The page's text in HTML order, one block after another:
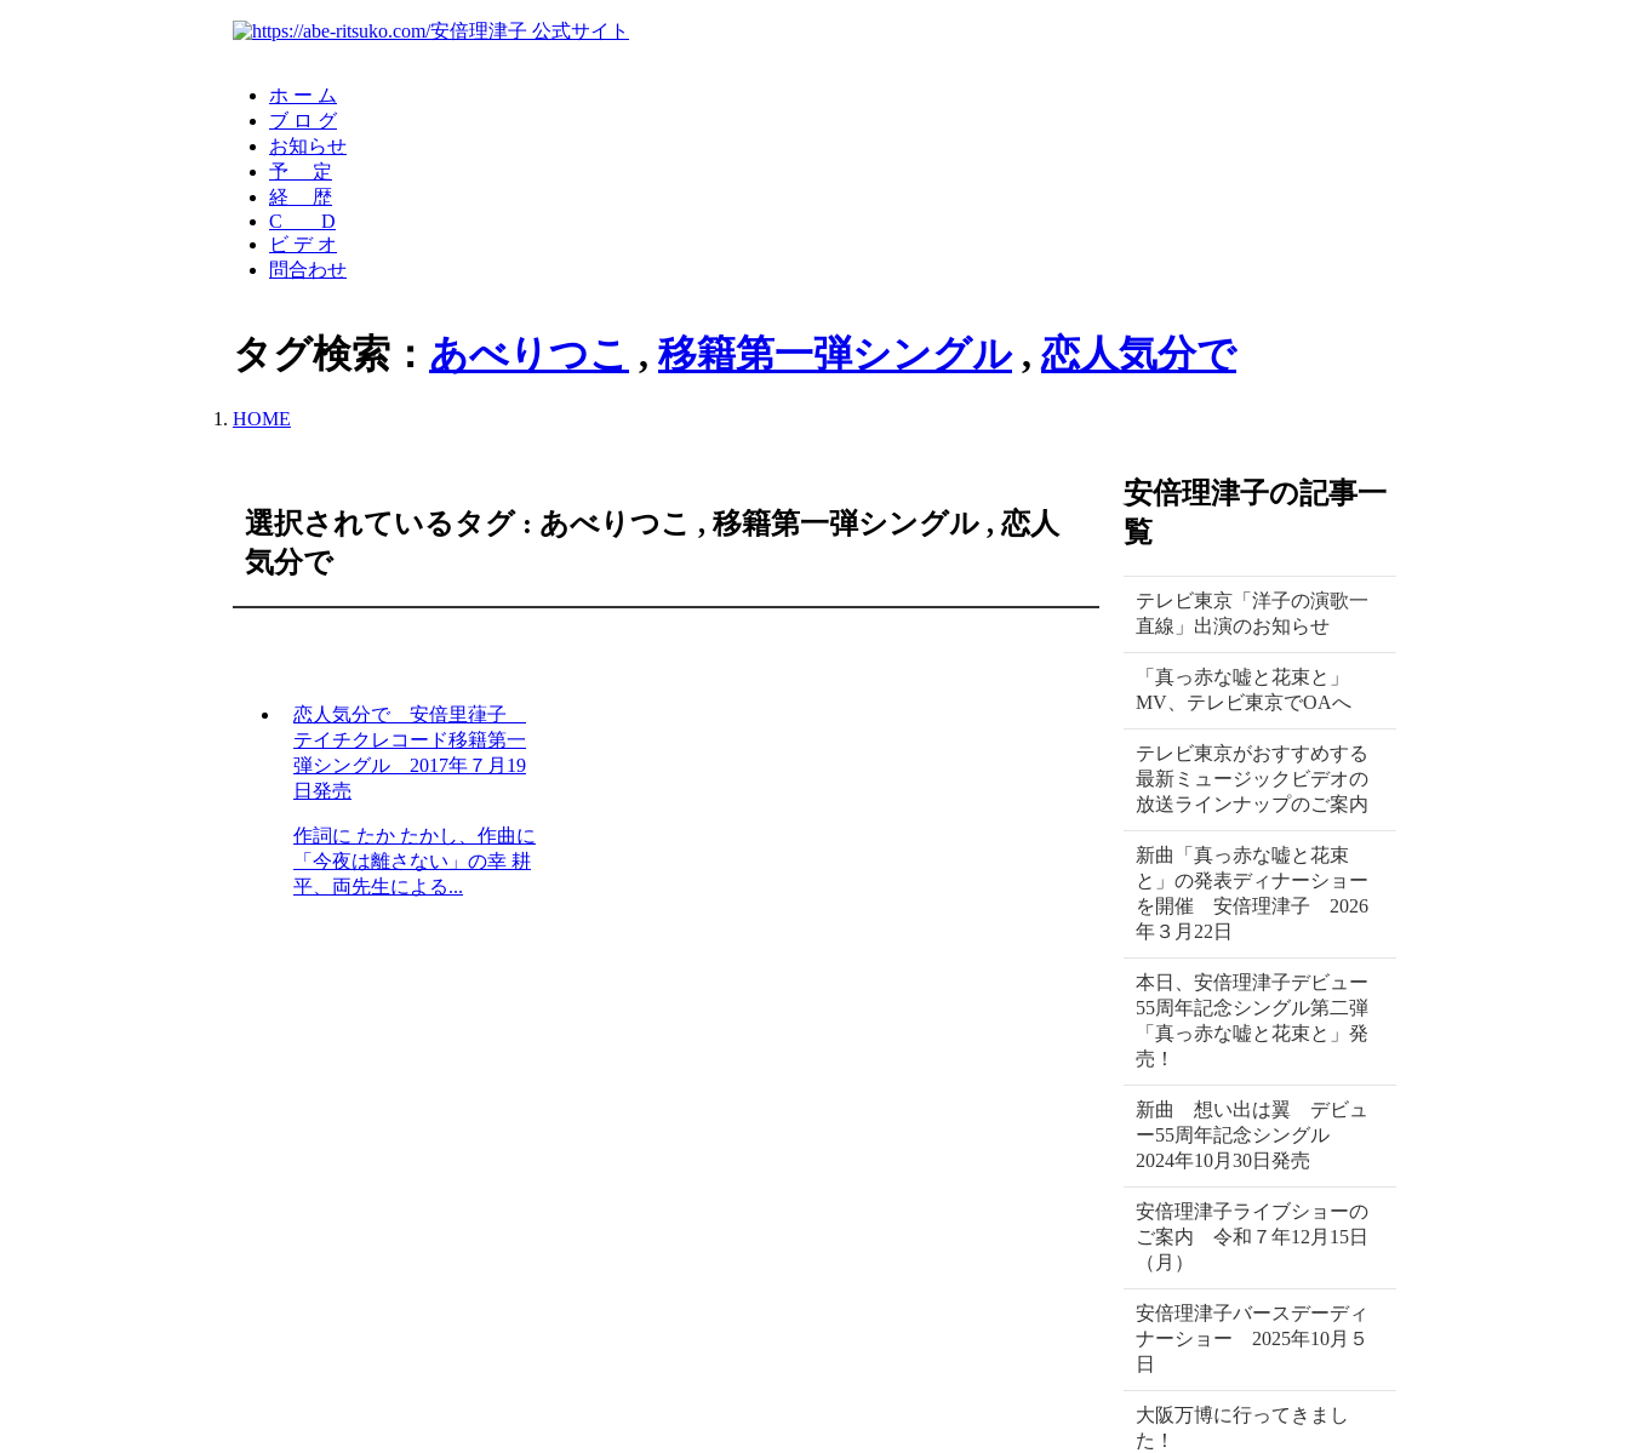
安倍理津子 公式サイト
ホ ー ム
ブ ロ グ
お知らせ
予 定
経 歴
C D
ビ デ オ
問合わせ
タグ検索： あべりつこ , 移籍第一弾シングル, 恋人気分で
HOME
選択されているタグ : あべりつこ , 移籍第一弾シングル , 恋人
気分で
恋人気分で 安倍里葎子
テイチクレコード移籍第一
弾シングル 2017年７月19
日発売
作詞に たか たかし、作曲に
「今夜は離さない」の幸 耕
平、両先生による...
安倍理津子の記事一
覧
テレビ東京「洋子の演歌一
直線」出演のお知らせ
「真っ赤な嘘と花束と」
MV、テレビ東京でOAへ
テレビ東京がおすすめする
最新ミュージックビデオの
放送ラインナップのご案内
新曲「真っ赤な嘘と花束
と」の発表ディナーショー
を開催 安倍理津子 2026
年３月22日
本日、安倍理津子デビュー
55周年記念シングル第二弾
「真っ赤な嘘と花束と」発
売！
新曲 想い出は翼 デビュ
ー55周年記念シングル
2024年10月30日発売
安倍理津子ライブショーの
ご案内 令和７年12月15日
（月）
安倍理津子バースデーディ
ナーショー 2025年10月５
日
大阪万博に行ってきまし
た！